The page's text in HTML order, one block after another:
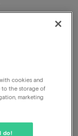
remises
cookies and
to the storage of
marketing
do!